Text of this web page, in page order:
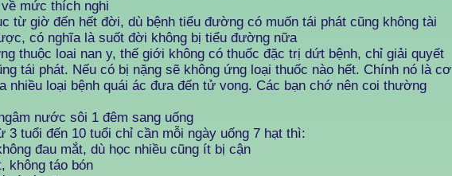
mức thích nghi
từ giờ đến hết đời, dù bệnh tiểu đường có muốn tái phát cũng không tài
có nghĩa là suốt đời không bị tiểu đường nữa
thuộc loai nan y, thế giới không có thuốc đặc trị dứt bệnh, chỉ giải quyết
tái phát. Nếu có bị nặng sẽ không ứng loại thuốc nào hết. Chính nó là cơ
nhiều loại bệnh quái ác đưa đến tử vong. Các bạn chớ nên coi thường
nước sôi 1 đêm sang uống
đến 10 tuổi chỉ cần mỗi ngày uống 7 hạt thì:
đau mắt, dù học nhiều cũng ít bị cận
không táo bón